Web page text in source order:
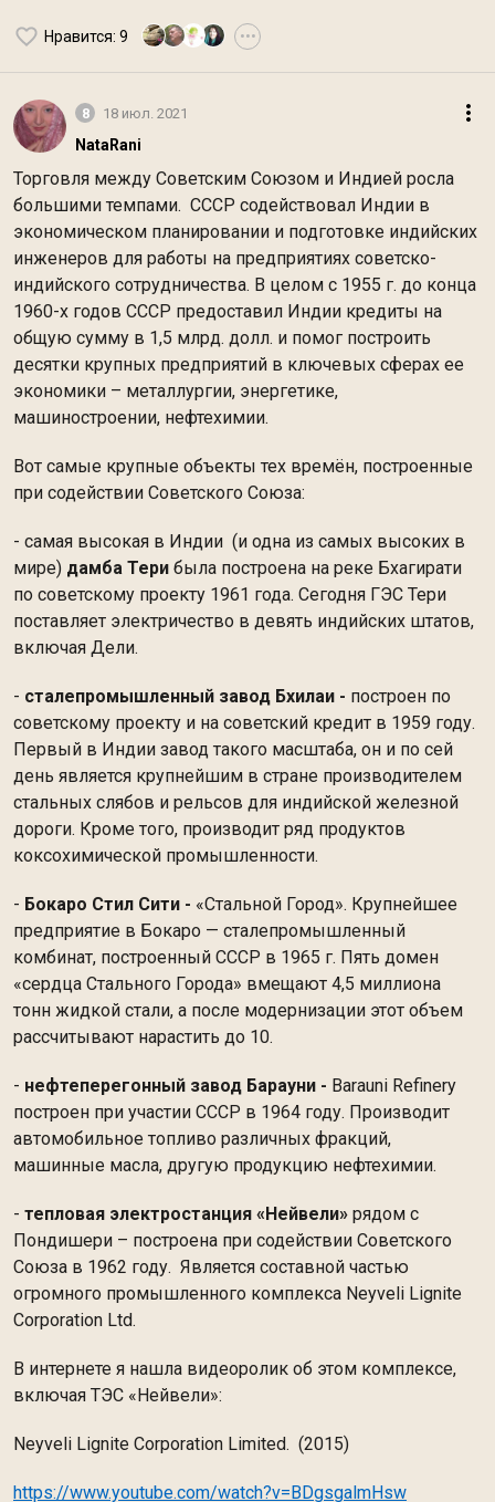
Нравится: 9 •••
8 18 июл. 2021
NataRani
Торговля между Советским Союзом и Индией росла
большими темпами. СССР содействовал Индии в
экономическом планировании и подготовке индийских
инженеров для работы на предприятиях советско-
индийского сотрудничества. В целом с 1955 г. до конца
1960-х годов СССР предоставил Индии кредиты на
общую сумму в 1,5 млрд. долл. и помог построить
десятки крупных предприятий в ключевых сферах ее
экономики – металлургии, энергетике,
машиностроении, нефтехимии.
Вот самые крупные объекты тех времён, построенные
при содействии Советского Союза:
- самая высокая в Индии (и одна из самых высоких в
мире) дамба Тери была построена на реке Бхагирати
по советскому проекту 1961 года. Сегодня ГЭС Тери
поставляет электричество в девять индийских штатов,
включая Дели.
- сталепромышленный завод Бхилаи - построен по
советскому проекту и на советский кредит в 1959 году.
Первый в Индии завод такого масштаба, он и по сей
день является крупнейшим в стране производителем
стальных слябов и рельсов для индийской железной
дороги. Кроме того, производит ряд продуктов
коксохимической промышленности.
- Бокаро Стил Сити - «Стальной Город». Крупнейшее
предприятие в Бокаро — сталепромышленный
комбинат, построенный СССР в 1965 г. Пять домен
«сердца Стального Города» вмещают 4,5 миллиона
тонн жидкой стали, а после модернизации этот объем
рассчитывают нарастить до 10.
- нефтеперегонный завод Барауни - Barauni Refinery
построен при участии СССР в 1964 году. Производит
автомобильное топливо различных фракций,
машинные масла, другую продукцию нефтехимии.
- тепловая электростанция «Нейвели» рядом с
Пондишери – построена при содействии Советского
Союза в 1962 году. Является составной частью
огромного промышленного комплекса Neyveli Lignite
Corporation Ltd.
В интернете я нашла видеоролик об этом комплексе,
включая ТЭС «Нейвели»:
Neyveli Lignite Corporation Limited. (2015)
https://www.youtube.com/watch?v=BDgsgalmHsw